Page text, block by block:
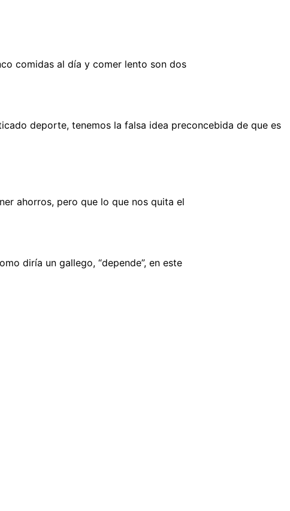
comidas al día y comer lento son dos
deporte, tenemos la falsa idea preconcebida de que es
ahorros, pero que lo que nos quita el
diría un gallego, “depende”, en este